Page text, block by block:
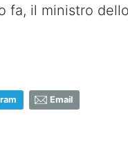
fa, il ministro
Email